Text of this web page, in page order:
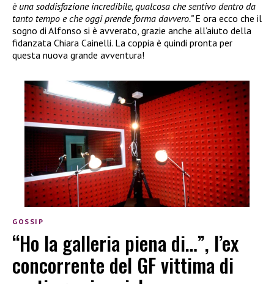
è una soddisfazione incredibile, qualcosa che sentivo dentro da
tanto tempo e che oggi prende forma davvero.”E ora ecco che il
sogno di Alfonso si è avverato, grazie anche all’aiuto della
fidanzata Chiara Cainelli. La coppia è quindi pronta per
questa nuova grande avventura!
GOSSIP
“Ho la galleria piena di…”, l’ex
concorrente del GF vittima di